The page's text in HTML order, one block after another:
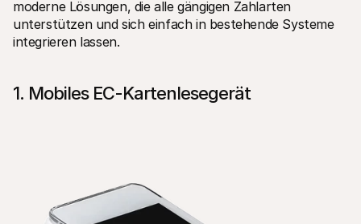
moderne Lösungen, die alle gängigen Zahlarten
unterstützen und sich einfach in bestehende Systeme
integrieren lassen.
1. Mobiles EC-Kartenlesegerät